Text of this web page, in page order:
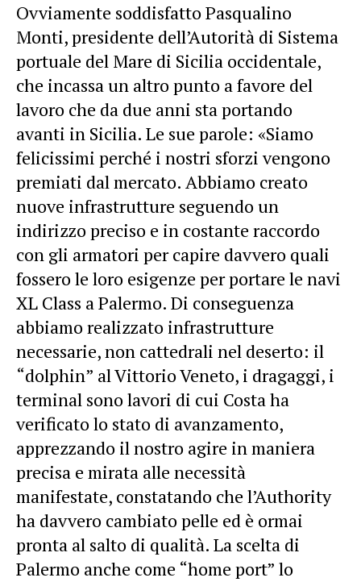
Ovviamente soddisfatto Pasqualino
Monti, presidente dell’Autorità di Sistema
portuale del Mare di Sicilia occidentale,
che incassa un altro punto a favore del
lavoro che da due anni sta portando
avanti in Sicilia. Le sue parole: «Siamo
felicissimi perché i nostri sforzi vengono
premiati dal mercato. Abbiamo creato
nuove infrastrutture seguendo un
indirizzo preciso e in costante raccordo
con gli armatori per capire davvero quali
fossero le loro esigenze per portare le navi
XL Class a Palermo. Di conseguenza
abbiamo realizzato infrastrutture
necessarie, non cattedrali nel deserto: il
“dolphin” al Vittorio Veneto, i dragaggi, i
terminal sono lavori di cui Costa ha
verificato lo stato di avanzamento,
apprezzando il nostro agire in maniera
precisa e mirata alle necessità
manifestate, constatando che l’Authority
ha davvero cambiato pelle ed è ormai
pronta al salto di qualità. La scelta di
Palermo anche come “home port” lo